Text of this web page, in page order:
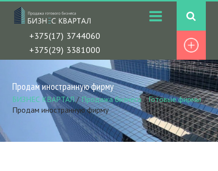
+375(17) 3744060
+375(29) 3381000
Продам иностранную фирму
БИЗНЕС КВАРТАЛ/Продажа бизнеса/Готовые фирмы/
Продам иностранную фирму